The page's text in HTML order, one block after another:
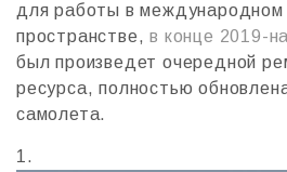
для работы в
пространстве,в конце 2019-
был произведет очередной
ресурса, полностью
самолета.
1.